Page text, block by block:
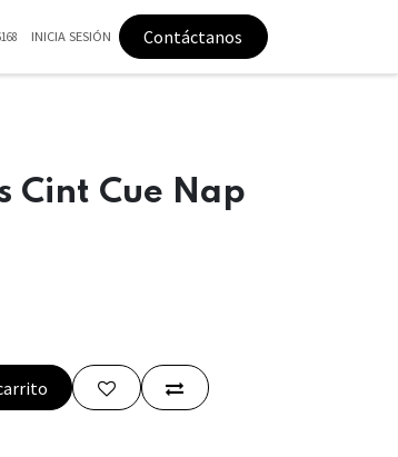
INICIA SESIÓN Contáctanos
Cint Cue Nap